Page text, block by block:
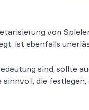
von
ist ebenfalls
sind, sollte
die festlegen,